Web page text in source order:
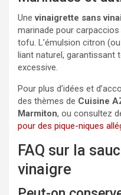
Unevinaigrette sans
marinade pour
tofu. L’émulsion citron
liant naturel, garantissant
excessive.
Pour plus d’idées et
des thèmes de Cuisine
Marmiton, ou consultez
pour des pique-niques
FAQ sur la
vinaigre